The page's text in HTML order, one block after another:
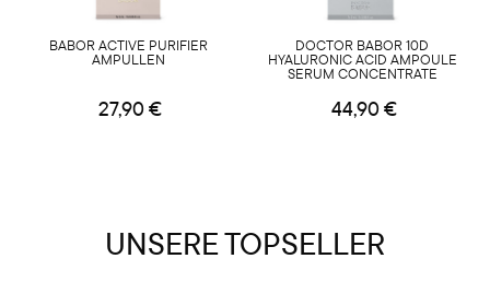
BABOR ACTIVE PURIFIER
AMPULLEN
27,90 €
DOCTOR BABOR 10D
HYALURONIC ACID AMPOULE
SERUM CONCENTRATE
44,90 €
UNSERE TOPSELLER